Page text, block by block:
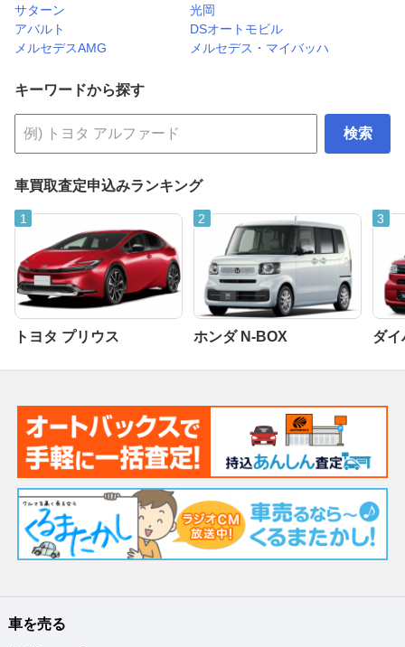
サターン
光岡
アバルト
DSオートモビル
メルセデスAMG
メルセデス・マイバッハ
キーワードから探す
検索
車買取査定申込みランキング
トヨタ プリウス ホンダ N-BOX ダイ
車を売る